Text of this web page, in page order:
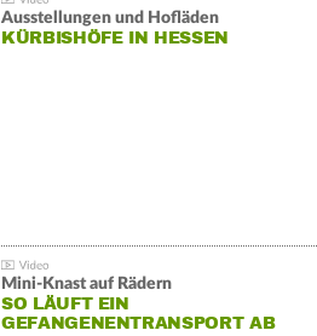
Ausstellungen und Hofläden
KÜRBISHÖFE IN HESSEN
Mini-Knast auf Rädern
SO LÄUFT EIN
GEFANGENENTRANSPORT AB